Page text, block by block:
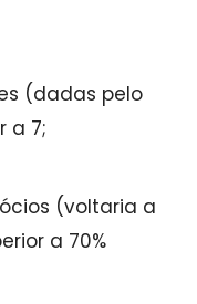
(dadas pelo
a 7;
(voltaria a
a 70%